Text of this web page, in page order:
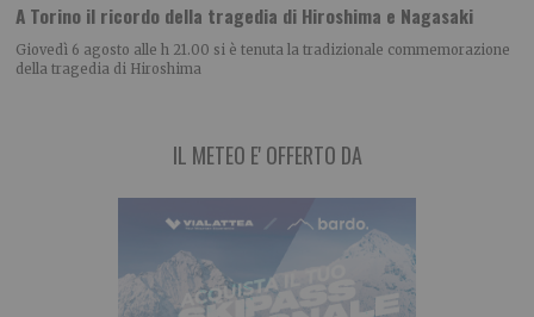
A Torino il ricordo della tragedia di Hiroshima e Nagasaki
Giovedì 6 agosto alle h 21.00 si è tenuta la tradizionale commemorazione
della tragedia di Hiroshima
IL METEO E' OFFERTO DA